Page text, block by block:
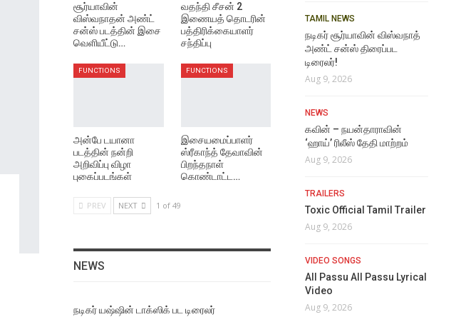
சூர்யாவின்
விஸ்வநாதன் அண்ட்
சன்ஸ் படத்தின் இசை
வெளியீட்டு…
வதந்தி சீசன் 2
இணையத் தொடரின்
பத்திரிக்கையாளர்
சந்திப்பு
FUNCTIONS
அன்பே டயானா
படத்தின் நன்றி
அறிவிப்பு விழா
புகைப்படங்கள்
FUNCTIONS
இசையமைப்பாளர்
ஸ்ரீகாந்த் தேவாவின்
பிறந்தநாள்
கொண்டாட்ட…
PREV NEXT 1 of 49
NEWS
நடிகர் யஷ்ஷின் டாக்ஸிக் பட டிரைலர்
TAMIL NEWS
நடிகர் சூர்யாவின் விஸ்வநாத்
அண்ட் சன்ஸ் திரைப்பட
டிரைலர்!
Aug 9, 2026
NEWS
கவின் – நயன்தாராவின்
‘ஹாய்’ ரிலீஸ் தேதி மாற்​றம்
Aug 9, 2026
TRAILERS
Toxic Official Tamil Trailer
Aug 9, 2026
VIDEO SONGS
All Passu All Passu Lyrical
Video
Aug 9, 2026